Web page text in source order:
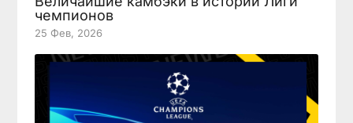
чемпионов
25 Фев, 2026